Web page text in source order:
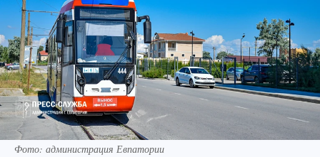
Фото: администрация Евпатории